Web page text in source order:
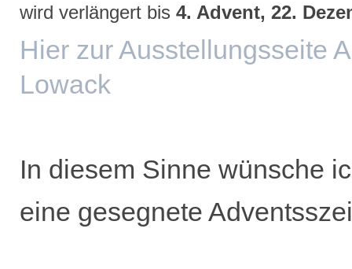
wird verlängert bis 4. Advent, 22.
Hier zur Ausstellungsseite
Lowack
In diesem Sinne wünsche
eine gesegnete